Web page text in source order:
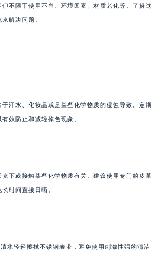
不限于使用不当、环境因素、材质老化等。了解这
解决问题。
汗水、化妆品或是某些化学物质的侵蚀导致。定期
效防止和减轻掉色现象。
下或接触某些化学物质有关。建议使用专门的皮革
时间直接日晒。
水轻轻擦拭不锈钢表带，避免使用刺激性强的清洁